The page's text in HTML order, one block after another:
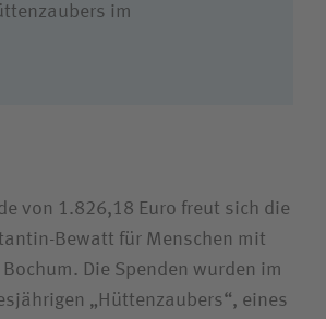
im
von 1.826,18 Euro freut sich die
Bewatt für Menschen mit
Die Spenden wurden im
„Hüttenzaubers“, eines